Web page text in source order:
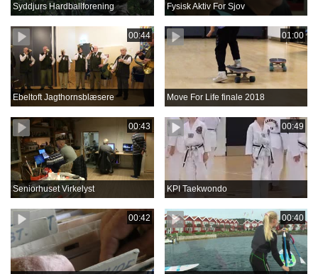
Syddjurs Hardballforening Fysisk Aktiv For Sjov
00:44
Ebeltoft Jagthornsblæsere
01:00
Move For Life finale 2018
00:43
Seniorhuset Virkelyst
00:49
KPI Taekwondo
00:42 00:40